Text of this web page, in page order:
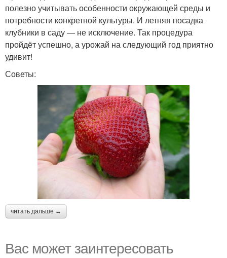
полезно учитывать особенности окружающей среды и
потребности конкретной культуры. И летняя посадка
клубники в саду — не исключение. Так процедура
пройдёт успешно, а урожай на следующий год приятно
удивит!
Советы:
читать дальше →
Вас может заинтересовать